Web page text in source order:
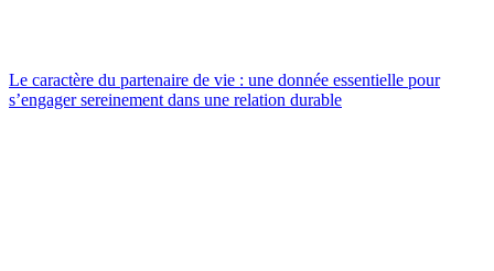
Le caractère du partenaire de vie : une donnée essentielle pour
s’engager sereinement dans une relation durable